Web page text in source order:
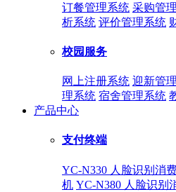
订餐管理系统 采购管
析系统 评价管理系统
校园服务
网上注册系统 迎新管
理系统 宿舍管理系统
产品中心
支付终端
YC-N330 人脸识别消
机 YC-N380 人脸识别